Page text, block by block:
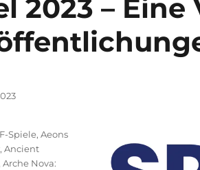
2023 –
Spiele,Aeons
,Ancient
Arche Nova: